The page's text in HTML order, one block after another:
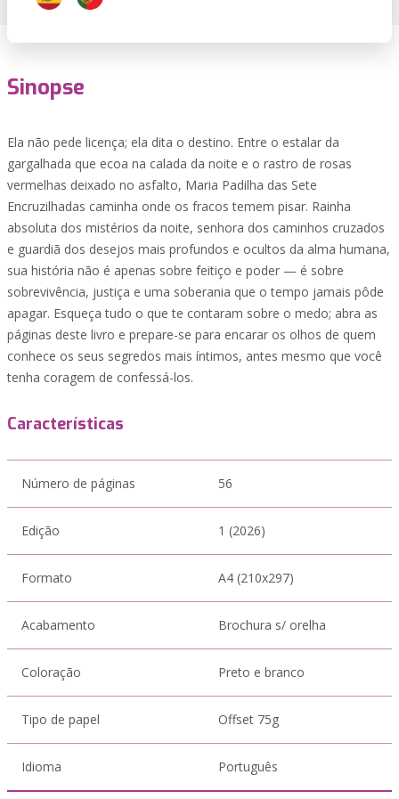
Sinopse
Ela não pede licença; ela dita o destino. Entre o estalar da
gargalhada que ecoa na calada da noite e o rastro de rosas
vermelhas deixado no asfalto, Maria Padilha das Sete
Encruzilhadas caminha onde os fracos temem pisar. Rainha
absoluta dos mistérios da noite, senhora dos caminhos cruzados
e guardiã dos desejos mais profundos e ocultos da alma humana,
sua história não é apenas sobre feitiço e poder — é sobre
sobrevivência, justiça e uma soberania que o tempo jamais pôde
apagar. Esqueça tudo o que te contaram sobre o medo; abra as
páginas deste livro e prepare-se para encarar os olhos de quem
conhece os seus segredos mais íntimos, antes mesmo que você
tenha coragem de confessá-los.
Características
Número de páginas 56
Edição 1 (2026)
Formato A4 (210x297)
Acabamento Brochura s/ orelha
Coloração Preto e branco
Tipo de papel Offset 75g
Idioma Português